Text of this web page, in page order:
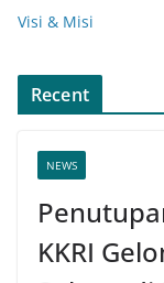
Visi & Misi
Recent
NEWS
KKRI